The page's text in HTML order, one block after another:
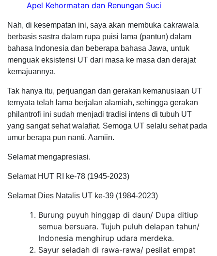
Apel Kehormatan dan Renungan Suci
Nah, di kesempatan ini, saya akan membuka cakrawala
berbasis sastra dalam rupa puisi lama (pantun) dalam
bahasa Indonesia dan beberapa bahasa Jawa, untuk
menguak eksistensi UT dari masa ke masa dan derajat
kemajuannya.
Tak hanya itu, perjuangan dan gerakan kemanusiaan UT
ternyata telah lama berjalan alamiah, sehingga gerakan
philantrofi ini sudah menjadi tradisi intens di tubuh UT
yang sangat sehat walafiat. Semoga UT selalu sehat pada
umur berapa pun nanti. Aamiin.
Selamat mengapresiasi.
Selamat HUT RI ke-78 (1945-2023)
Selamat Dies Natalis UT ke-39 (1984-2023)
Burung puyuh hinggap di daun/ Dupa ditiup
semua bersuara. Tujuh puluh delapan tahun/
Indonesia menghirup udara merdeka.
Sayur seladah di rawa-rawa/ pesilat empat